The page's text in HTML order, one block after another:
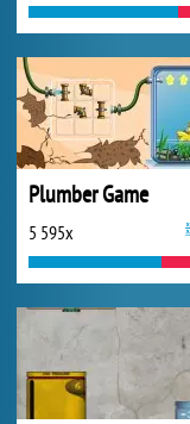
Plumber Game
5 595x